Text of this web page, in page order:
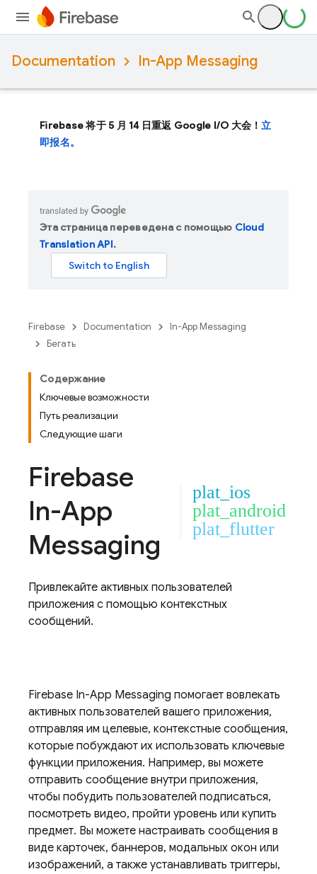
Documentation In-App Messaging
Firebase 将于 5 月 14 日重返 Google I/O 大会！立
即报名。
Эта страница переведена с помощью Cloud
Translation API.
Firebase Documentation
In-App Messaging
Бегать
Содержание
Ключевые возможности
Путь реализации
Следующие шаги
Firebase
In-App
Messaging
plat_ios
plat_android
plat_flutter
Привлекайте активных пользователей
приложения с помощью контекстных
сообщений.
Firebase In-App Messaging помогает вовлекать
активных пользователей вашего приложения,
отправляя им целевые, контекстные сообщения,
которые побуждают их использовать ключевые
функции приложения. Например, вы можете
отправить сообщение внутри приложения,
чтобы побудить пользователей подписаться,
посмотреть видео, пройти уровень или купить
предмет. Вы можете настраивать сообщения в
виде карточек, баннеров, модальных окон или
изображений, а также устанавливать триггеры,